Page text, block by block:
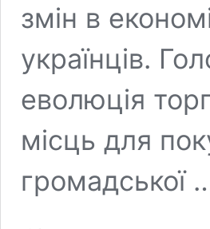
змін в
українців.
еволюція
місць для
громадської